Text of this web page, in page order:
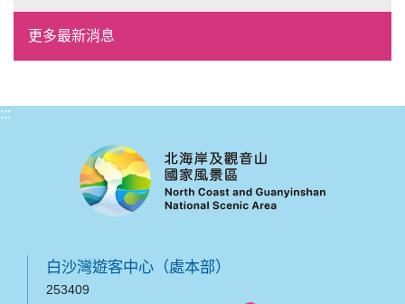
風格形塑即日起開放報名
更多最新消息
:::
白沙灣遊客中心（處本部）
253409